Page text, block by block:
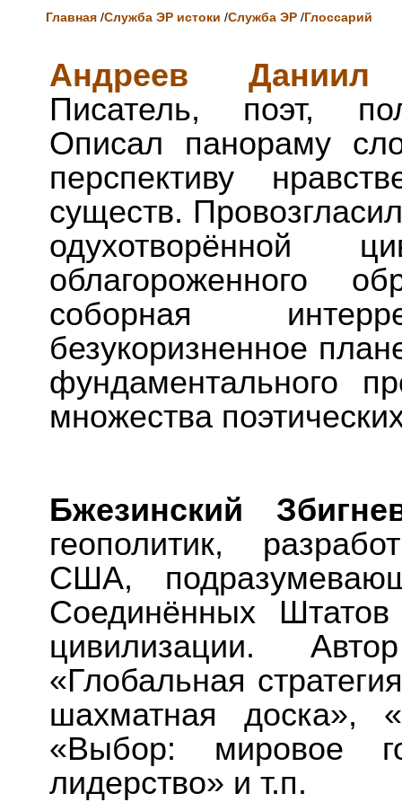
Главная /Служба ЭР истоки /Служба ЭР /Глоссарий
Андреев Даниил
Писатель, поэт,
Описал панораму
перспективу
существ.
одухотворённой
облагороженного
соборная
безукоризненное
фундаментального
множества
Бжезинский
геополитик,
США,
Соединённых
цивилизации.
«Глобальная
шахматная доска»,
«Выбор: мировое
лидерство» и т.п.